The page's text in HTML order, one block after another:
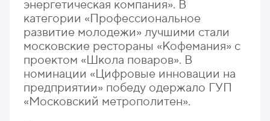
энергетическая компания». В
категории «Профессиональное
развитие молодежи» лучшими стали
московские рестораны «Кофемания» с
проектом «Школа поваров». В
номинации «Цифровые инновации на
предприятии» победу одержало ГУП
«Московский метрополитен».